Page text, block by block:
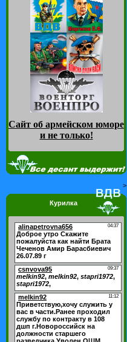
Сайт об армейском юморе
и не только!
>
Курилка